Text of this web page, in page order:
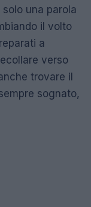
una parola
il volto
a
verso
trovare il
sognato,